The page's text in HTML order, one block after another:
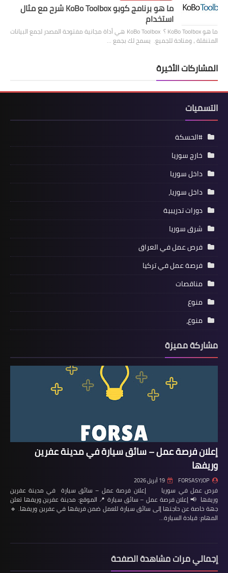
ما هو برنامج كوبو KoBo Toolbox شرح مع مثال
استخدام
ما هو KoBo Toolbox ؟ KoBo Toolbox هي أداة مجانية مفتوحة المصدر لجمع البيانات
المتنقلة ، ومتاحة للجميع. يسمح لك بجمع …
المشاركات الأخيرة
التسميات
#الحسكة
خارج سوريا
داخل سوريا
داخل سوريا،
دورات تدريبية
شرق سوريا
فرص عمل في العراق
فرصة عمل في تركيا
مناقصات
منوع
منوع،
مشاركة مميزة
إعلان فرصة عمل – سائق سيارة في مدينة عفرين
وريفها
FORSASYJOP 19 أبريل 2026
فرص عمل في سوريا إعلان فرصة عمل – سائق سيارة في مدينة عفرين
وريفها 📢 إعلان فرصة عمل – سائق سيارة 📍 الموقع: مدينة عفرين وريفها تعلن
جهة خاصة عن حاجتها إلى سائق سيارة للعمل ضمن فريقها في عفرين وريفها. 🔹
المهام: قيادة السيارة…
إجمالي مرات مشاهدة الصفحة